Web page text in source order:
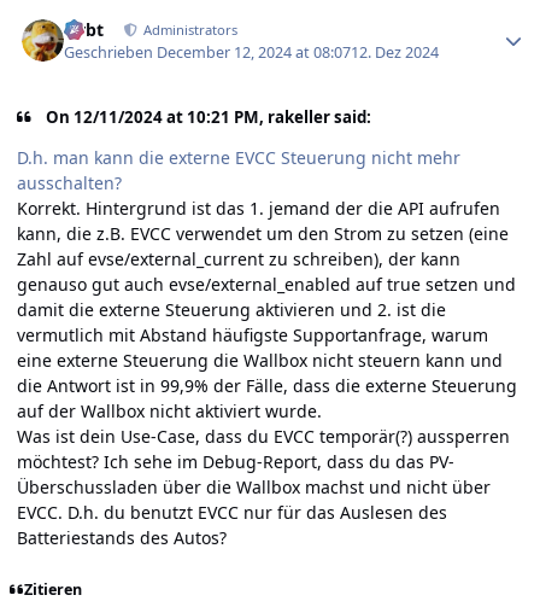
rtrbt Administrators
Geschrieben December 12, 2024 at 08:0712. Dez 2024
On 12/11/2024 at 10:21 PM, rakeller said:
D.h. man kann die externe EVCC Steuerung nicht mehr
ausschalten?
Korrekt. Hintergrund ist das 1. jemand der die API aufrufen
kann, die z.B. EVCC verwendet um den Strom zu setzen (eine
Zahl auf evse/external_current zu schreiben), der kann
genauso gut auch evse/external_enabled auf true setzen und
damit die externe Steuerung aktivieren und 2. ist die
vermutlich mit Abstand häufigste Supportanfrage, warum
eine externe Steuerung die Wallbox nicht steuern kann und
die Antwort ist in 99,9% der Fälle, dass die externe Steuerung
auf der Wallbox nicht aktiviert wurde.
Was ist dein Use-Case, dass du EVCC temporär(?) aussperren
möchtest? Ich sehe im Debug-Report, dass du das PV-
Überschussladen über die Wallbox machst und nicht über
EVCC. D.h. du benutzt EVCC nur für das Auslesen des
Batteriestands des Autos?
Zitieren